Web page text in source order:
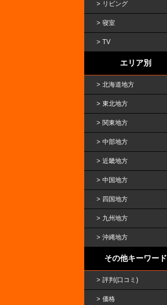
リビング
寝室
TV
エリア別
北海道地方
東北地方
関東地方
中部地方
近畿地方
中国地方
四国地方
九州地方
沖縄地方
その他キーワード
評判(口コミ)
価格